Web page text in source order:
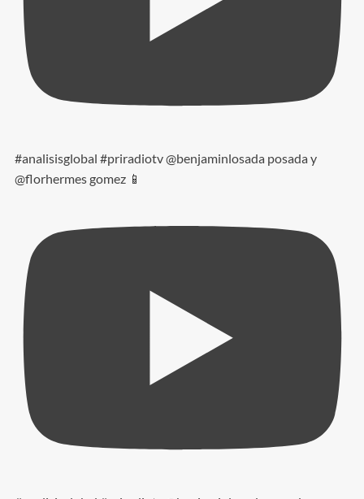
#analisisglobal #priradiotv @benjaminlosada posada y
@florhermes gomez 📱